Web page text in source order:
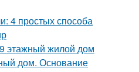
4 простых способа
этажный жилой дом
дом. Основание